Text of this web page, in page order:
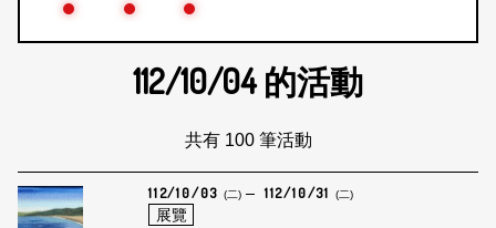
112/10/04的活動
共有 100 筆活動
112/10/03 (二) 112/10/31 (二)
展覽